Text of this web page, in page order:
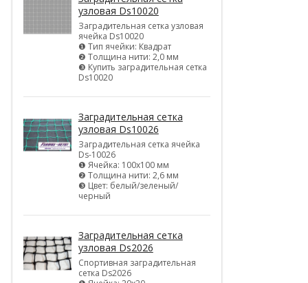
узловая Ds10020
Заградительная сетка узловая
ячейка Ds10020
❶ Тип ячейки: Квадрат
❷ Толщина нити: 2,0 мм
❸ Купить заградительная сетка
Ds10020
Заградительная сетка
узловая Ds10026
Заградительная сетка ячейка
Ds-10026
❶ Ячейка: 100х100 мм
❷ Толщина нити: 2,6 мм
❸ Цвет: белый/зеленый/
черный
Заградительная сетка
узловая Ds2026
Спортивная заградительная
сетка Ds2026